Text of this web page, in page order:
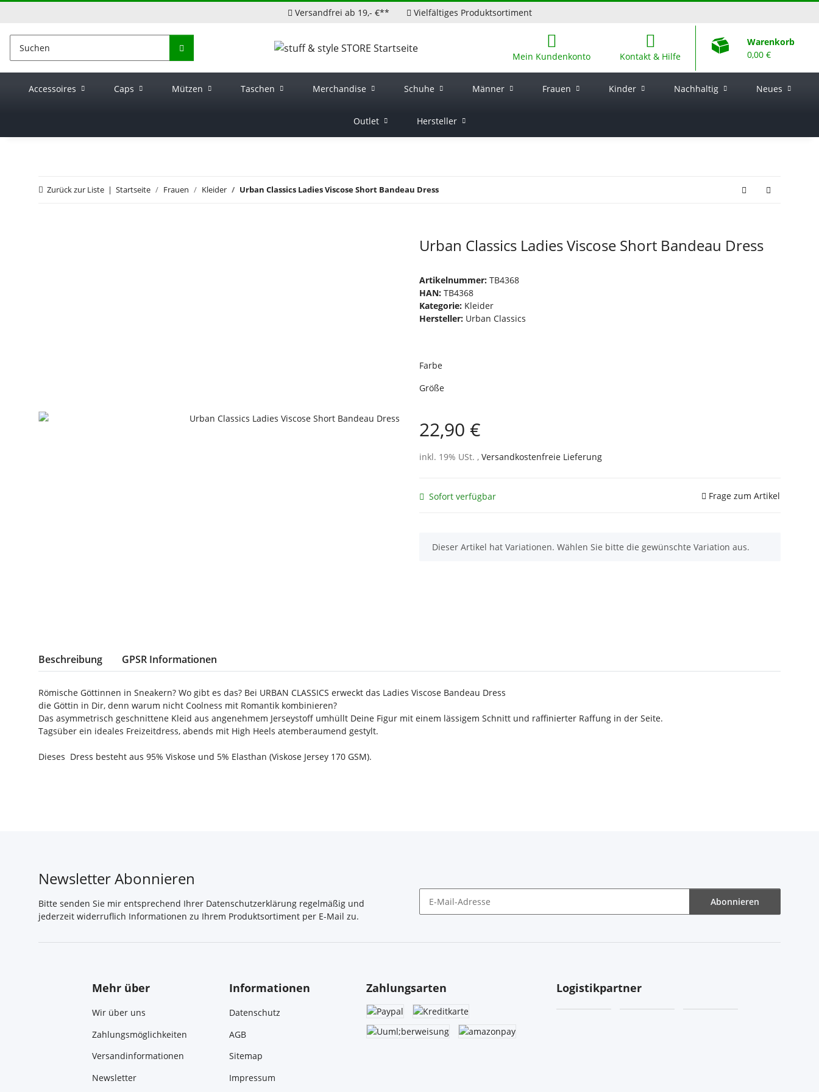
Versandfrei ab 19,- €** Vielfältiges Produktsortiment
Mein Kundenkonto Kontakt & Hilfe
Warenkorb
0,00 €
Accessoires Caps Mützen Taschen Merchandise Schuhe Männer Frauen Kinder Nachhaltig Neues
Outlet Hersteller
Zurück zur Liste Startseite Frauen Kleider Urban Classics Ladies Viscose Short Bandeau Dress
Urban Classics Ladies Viscose Short Bandeau Dress
Artikelnummer: TB4368
HAN: TB4368
Kategorie: Kleider
Hersteller: Urban Classics
Farbe
Größe
22,90 €
inkl. 19% USt. , Versandkostenfreie Lieferung
Sofort verfügbar Frage zum Artikel
x
Dieser Artikel hat Variationen. Wählen Sie bitte die gewünschte Variation aus.
weitere Registerkarten anzeigen
Beschreibung GPSR Informationen
Römische Göttinnen in Sneakern? Wo gibt es das? Bei URBAN CLASSICS erweckt das Ladies Viscose Bandeau Dress
die Göttin in Dir, denn warum nicht Coolness mit Romantik kombinieren?
Das asymmetrisch geschnittene Kleid aus angenehmem Jerseystoff umhüllt Deine Figur mit einem lässigem Schnitt und raffinierter Raffung in der Seite.
Tagsüber ein ideales Freizeitdress, abends mit High Heels atemberaumend gestylt.
Dieses Dress besteht aus 95% Viskose und 5% Elasthan (Viskose Jersey 170 GSM).
Newsletter Abonnieren
Bitte senden Sie mir entsprechend Ihrer Datenschutzerklärung regelmäßig und
jederzeit widerruflich Informationen zu Ihrem Produktsortiment per E-Mail zu.
Abonnieren
Mehr über
Wir über uns
Zahlungsmöglichkeiten
Versandinformationen
Newsletter
Informationen
Datenschutz
AGB
Sitemap
Impressum
Zahlungsarten Logistikpartner